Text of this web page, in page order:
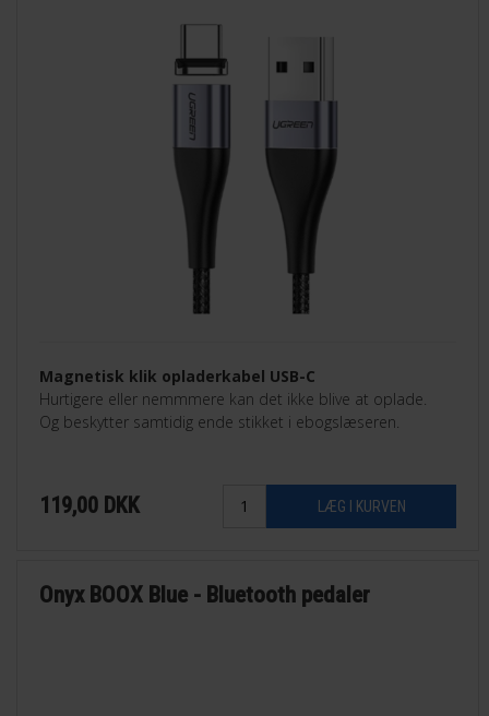
Magnetisk klik opladerkabel USB-C
Hurtigere eller nemmmere kan det ikke blive at oplade.
Og beskytter samtidig ende stikket i ebogslæseren.
119,00 DKK
Onyx BOOX Blue - Bluetooth pedaler